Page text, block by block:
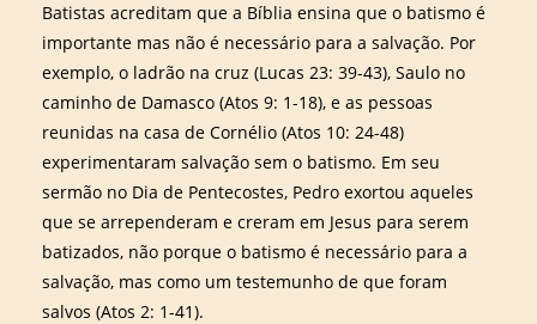
Batistas acreditam que a Bíblia ensina que o batismo é
importante mas não é necessário para a salvação. Por
exemplo, o ladrão na cruz (Lucas 23: 39-43), Saulo no
caminho de Damasco (Atos 9: 1-18), e as pessoas
reunidas na casa de Cornélio (Atos 10: 24-48)
experimentaram salvação sem o batismo. Em seu
sermão no Dia de Pentecostes, Pedro exortou aqueles
que se arrependeram e creram em Jesus para serem
batizados, não porque o batismo é necessário para a
salvação, mas como um testemunho de que foram
salvos (Atos 2: 1-41).